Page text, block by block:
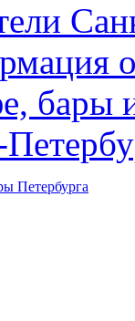
бары
Петербурга